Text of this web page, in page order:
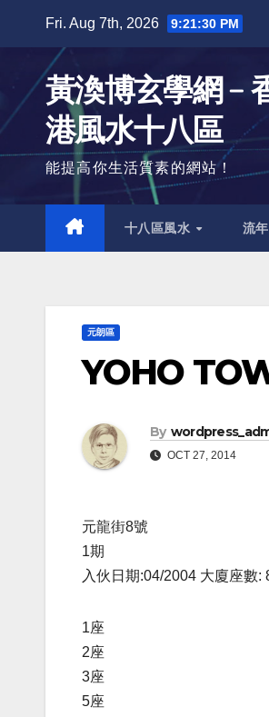
content
Fri. Aug 7th, 2026 9:21:31 PM
黃渙博玄學網﹣
港風水十八區
能提高你生活質素的網站！
十八區風水 流
元朗區
YOHO
By
OCT 27, 2014
元龍街8號
1期
入伙日期:04/2004 大廈座數:
1座
2座
3座
5座